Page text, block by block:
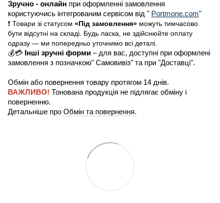
Зручно - онлайн при оформленні замовлення
користуючись інтегрованим сервісом від " Portmone.com"
❗ Товари зі статусом «Під замовлення» можуть тимчасово
бути відсутні на складі. Будь ласка, не здійснюйте оплату
одразу — ми попередньо уточнимо всі деталі.
💰💳 Інші зручні форми – для вас, доступні при оформлені
замовлення з позначкою" Самовивіз" та при "Доставці".
Обмін або повернення товару протягом 14 днів.
ВАЖЛИВО! Тонована продукція не підлягає обміну і
поверненню.
Детальніше про Обмін та повернення.